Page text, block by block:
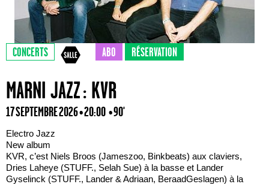
CONCERTS ABO RÉSERVATION
MARNI JAZZ : KVR
17 SEPTEMBRE 2026 • 20:00 • 90'
Electro Jazz
New album
KVR, c’est Niels Broos (Jameszoo, Binkbeats) aux claviers,
Dries Laheye (STUFF., Selah Sue) à la basse et Lander
Gyselinck (STUFF., Lander & Adriaan, BeraadGeslagen) à la